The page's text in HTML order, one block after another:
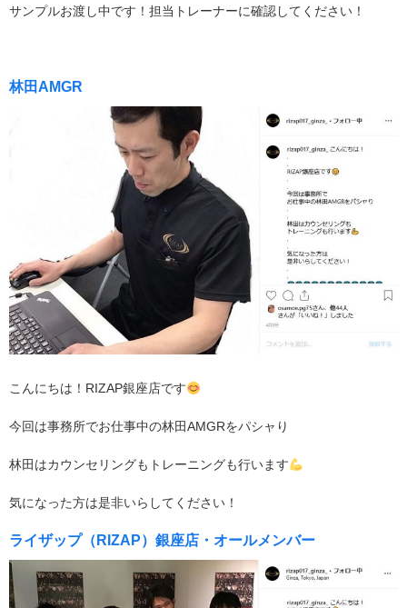
サンプルお渡し中です！担当トレーナーに確認してください！
林田AMGR
こんにちは！RIZAP銀座店です
今回は事務所でお仕事中の林田AMGRをパシャり
林田はカウンセリングもトレーニングも行います
気になった方は是非いらしてください！
ライザップ（RIZAP）銀座店・オールメンバー